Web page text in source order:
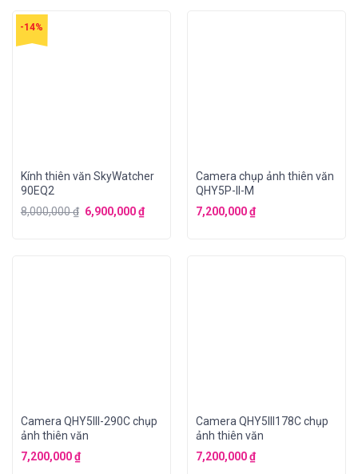
-14%
Kính thiên văn SkyWatcher
90EQ2
8,000,000₫ 6,900,000₫
Camera chụp ảnh thiên văn
QHY5P-II-M
7,200,000₫
Camera QHY5III-290C chụp
ảnh thiên văn
7,200,000₫
Camera QHY5III178C chụp
ảnh thiên văn
7,200,000₫